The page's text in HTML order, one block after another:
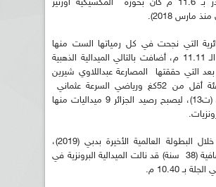
السابق المقدر بـ 11.6 م كان بحوزة المكسيكية اورتيز
مارس 2018).
التي نجحت في كل رمياتها الست منها
ثلاثة فاقت الـ 11.11 م، أضافت بالتالي الميدالية الذهبية
بعد التي حققتها المصارعة عبداللاوي شيرين
في الجيدو فئة أقل من 52كغ ورياضي السرعة عثماني
إسكندر جميل (ت13)، ليصبح رصيد الجزائر 9 ميداليات منها
للإشارة فإنه خلال البطولة العالمية الأخيرة بدبي (2019)،
كانت جلال صافية (38 سنة) قد نالت الميدالية البرونزية في
بـ 10.40 م.